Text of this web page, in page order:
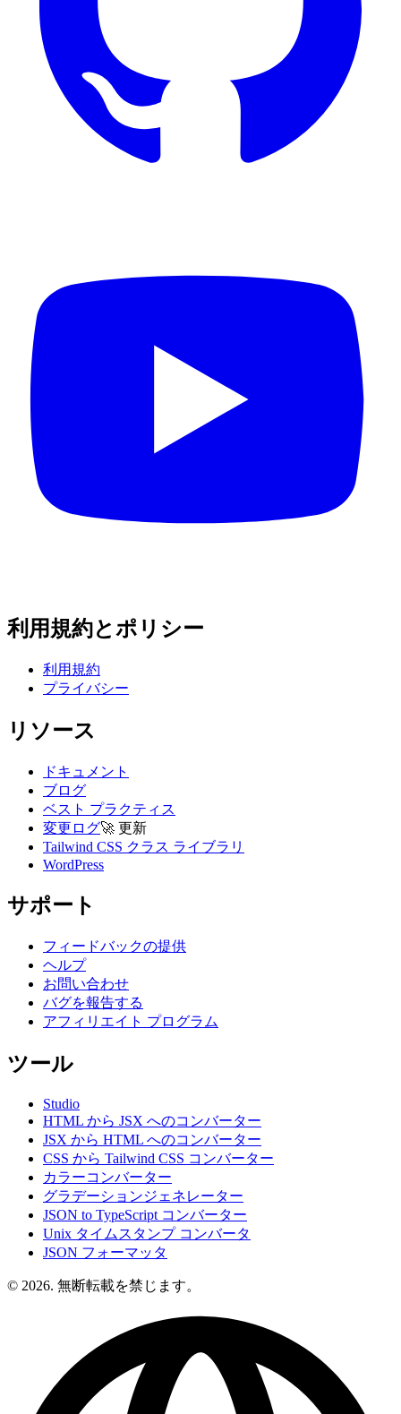
利用規約とポリシー
利用規約
プライバシー
リソース
ドキュメント
ブログ
ベスト プラクティス
変更ログ🚀 更新
Tailwind CSS クラス ライブラリ
WordPress
サポート
フィードバックの提供
ヘルプ
お問い合わせ
バグを報告する
アフィリエイト プログラム
ツール
Studio
HTML から JSX へのコンバーター
JSX から HTML へのコンバーター
CSS から Tailwind CSS コンバーター
カラーコンバーター
グラデーションジェネレーター
JSON to TypeScript コンバーター
Unix タイムスタンプ コンバータ
JSON フォーマッタ
© 2026. 無断転載を禁じます。